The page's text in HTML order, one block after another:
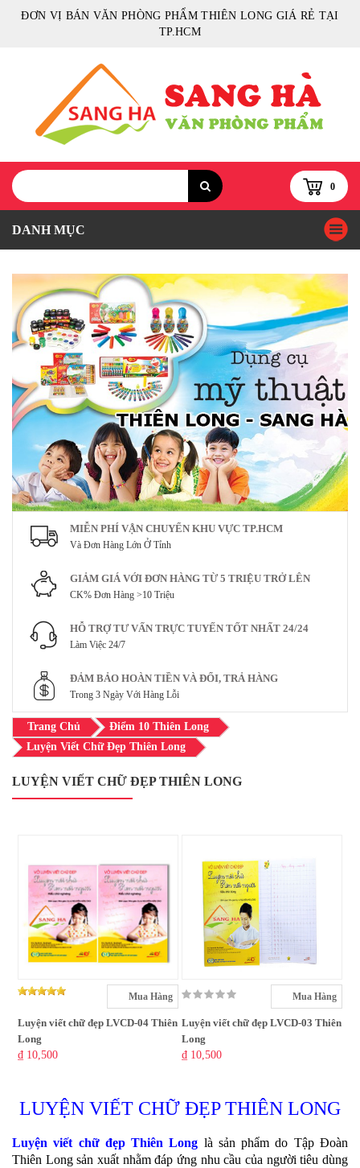
ĐƠN VỊ BÁN VĂN PHÒNG PHẨM THIÊN LONG GIÁ RẺ TẠI
TP.HCM
0
DANH MỤC
MIỄN PHÍ VẬN CHUYỂN KHU VỰC TP.HCM
Và Đơn Hàng Lớn Ở Tỉnh
GIẢM GIÁ VỚI ĐƠN HÀNG TỪ 5 TRIỆU TRỞ LÊN
CK% Đơn Hàng >10 Triệu
HỖ TRỢ TƯ VẤN TRỰC TUYẾN TỐT NHẤT 24/24
Làm Việc 24/7
ĐẢM BẢO HOÀN TIỀN VÀ ĐỔI, TRẢ HÀNG
Trong 3 Ngày Với Hàng Lỗi
Trang Chủ
Điểm 10 Thiên Long
Luyện Viết Chữ Đẹp Thiên Long
LUYỆN VIẾT CHỮ ĐẸP THIÊN LONG
Mua Hàng
Luyện viết chữ đẹp LVCD-04 Thiên
Long
₫ 10,500
Mua Hàng
Luyện viết chữ đẹp LVCD-03 Thiên
Long
₫ 10,500
LUYỆN VIẾT CHỮ ĐẸP THIÊN LONG
Luyện viết chữ đẹp Thiên Long là sản phẩm do Tập Đoàn
Thiên Long sản xuất nhằm đáp ứng nhu cầu của người tiêu dùng